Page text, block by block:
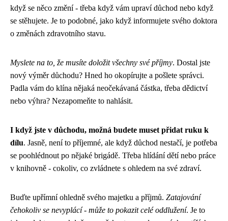
když se něco změní - třeba když vám upraví důchod nebo když
se stěhujete. Je to podobné, jako když informujete svého doktora
o změnách zdravotního stavu.
Myslete na to, že musíte doložit všechny své příjmy. Dostal jste
nový výměr důchodu? Hned ho okopírujte a pošlete správci.
Padla vám do klína nějaká neočekávaná částka, třeba dědictví
nebo výhra? Nezapomeňte to nahlásit.
I když jste v důchodu, možná budete muset přidat ruku k
dílu. Jasně, není to příjemné, ale když důchod nestačí, je potřeba
se poohlédnout po nějaké brigádě. Třeba hlídání dětí nebo práce
v knihovně - cokoliv, co zvládnete s ohledem na své zdraví.
Buďte upřímní ohledně svého majetku a příjmů. Zatajování
čehokoliv se nevyplácí - může to pokazit celé oddlužení. Je to